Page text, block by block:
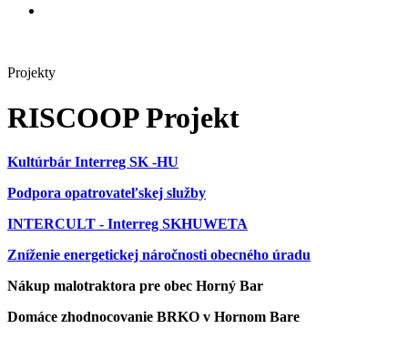
Projekty
RISCOOP Projekt
Kultúrbár Interreg SK -HU
Podpora opatrovateľskej služby
INTERCULT - Interreg SKHUWETA
Zníženie energetickej náročnosti obecného úradu
Nákup malotraktora pre obec Horný Bar
Domáce zhodnocovanie BRKO v Hornom Bare